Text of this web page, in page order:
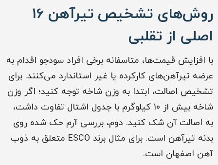
روش‌های تشخیص تیرآهن 16
اصلی از تقلبی
با افزایش قیمت‌ها، متاسفانه برخی افراد سودجو اقدام به
عرضه تیرآهن‌های کارکرده یا غیر استاندارد می‌کنند. برای
تشخیص اصالت، ابتدا به وزن شاخه توجه کنید؛ اگر وزن
شاخه بیش از 10 کیلوگرم با جدول اشتال تفاوت داشت،
به اصالت آن شک کنید. دوم، بررسی آرم حک شده روی
بدنه تیرآهن است. برای مثال برند ESCO متعلق به ذوب
آهن اصفهان است.